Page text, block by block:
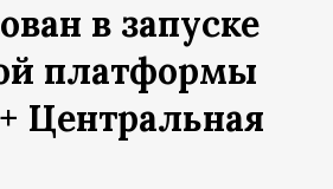
в запуске
платформы
Центральная